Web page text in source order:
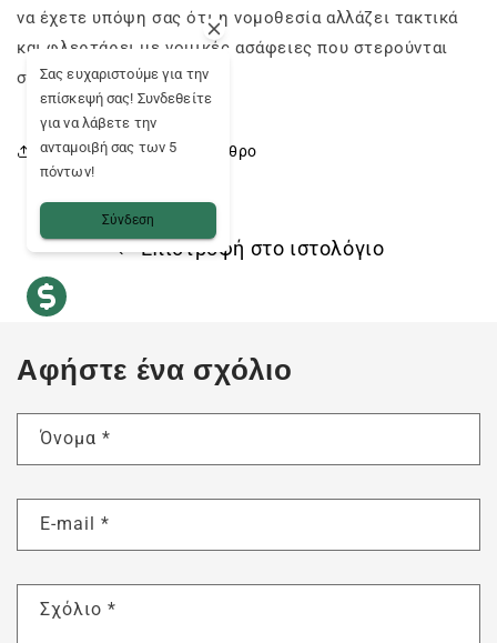
να έχετε υπόψη σας ότι η νομοθεσία αλλάζει τακτικά
και φλερτάρει με νομικές ασάφειες που στερούνται
σαφήνειας.
Μοιραστείτε αυτό το άρθρο
Επιστροφή στο ιστολόγιο
Αφήστε ένα σχόλιο
Όνομα *
E-mail *
Σχόλιο *
Σας ευχαριστούμε για την
επίσκεψή σας! Συνδεθείτε
για να λάβετε την
ανταμοιβή σας των 5
πόντων!
Σύνδεση